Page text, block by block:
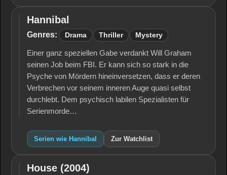
Hannibal
Hannibal
Genres: Drama Thriller Mystery
Einer ganz speziellen Gabe verdankt Will Graham
seinen Job beim FBI. Er kann sich so stark in die
Psyche von Mördern hineinversetzen, dass er deren
Verbrechen vor seinem inneren Auge quasi selbst
durchlebt. Dem psychisch labilen Spezialisten für
Serienmorde…
Serien wie Hannibal Zur Watchlist
House
House (2004)